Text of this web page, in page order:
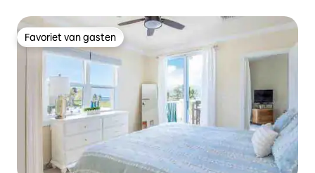
Favoriet van gasten
Favoriet van gasten